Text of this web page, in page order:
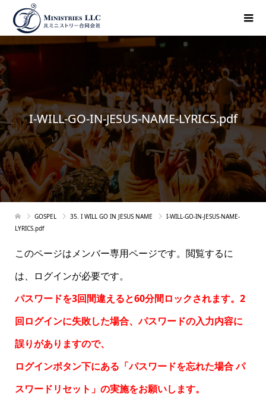
I-WILL-GO-IN-JESUS-NAME-LYRICS.pdf
GOSPEL 35. I WILL GO IN JESUS NAME
I-WILL-GO-IN-JESUS-NAME-
LYRICS.pdf
このページはメンバー専用ページです。閲覧するに
は、ログインが必要です。
パスワードを3回間違えると60分間ロックされます。2
回ログインに失敗した場合、パスワードの入力内容に
誤りがありますので、
ログインボタン下にある「パスワードを忘れた場合パ
スワードリセット 」の実施をお願いします。